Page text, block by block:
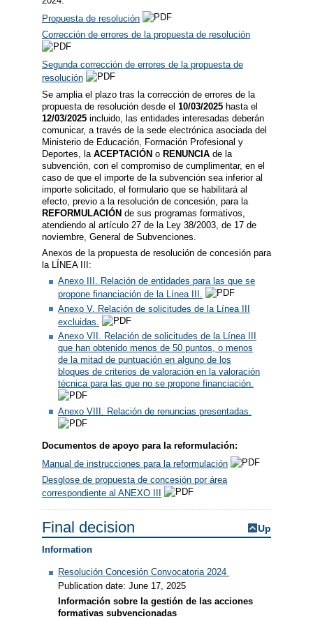
Propuesta de resolución
Corrección de errores de la propuesta de resolución
Segunda corrección de errores de la propuesta de
resolución
Se amplia el plazo tras la corrección de errores de la
propuesta de resolución desde el 10/03/2025 hasta el
12/03/2025 incluido, las entidades interesadas deberán
comunicar, a través de la sede electrónica asociada del
Ministerio de Educación, Formación Profesional y
Deportes, la ACEPTACIÓN o RENUNCIA de la
subvención, con el compromiso de cumplimentar, en el
caso de que el importe de la subvención sea inferior al
importe solicitado, el formulario que se habilitará al
efecto, previo a la resolución de concesión, para la
REFORMULACIÓN de sus programas formativos,
atendiendo al artículo 27 de la Ley 38/2003, de 17 de
noviembre, General de Subvenciones.
Anexos de la propuesta de resolución de concesión para
la LÍNEA III:
Anexo III. Relación de entidades para las que se
propone financiación de la Línea III.
Anexo V. Relación de solicitudes de la Línea III
excluidas.
Anexo VII. Relación de solicitudes de la Línea III
que han obtenido menos de 50 puntos, o menos
de la mitad de puntuación en alguno de los
bloques de criterios de valoración en la valoración
técnica para las que no se propone financiación.
Anexo VIII. Relación de renuncias presentadas.
Documentos de apoyo para la reformulación:
Manual de instrucciones para la reformulación
Desglose de propuesta de concesión por área
correspondiente al ANEXO III
Final decision Up
Information
Resolución Concesión Convocatoria 2024
Publication date: June 17, 2025
Información sobre la gestión de las acciones
formativas subvencionadas